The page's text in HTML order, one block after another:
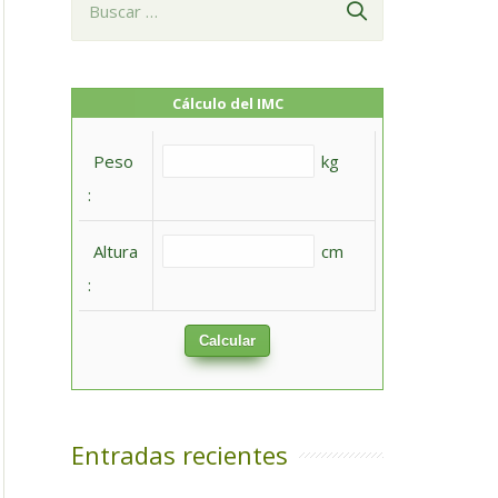
Cálculo del IMC
Peso
:
kg
Altura
:
cm
Calcular
Entradas recientes